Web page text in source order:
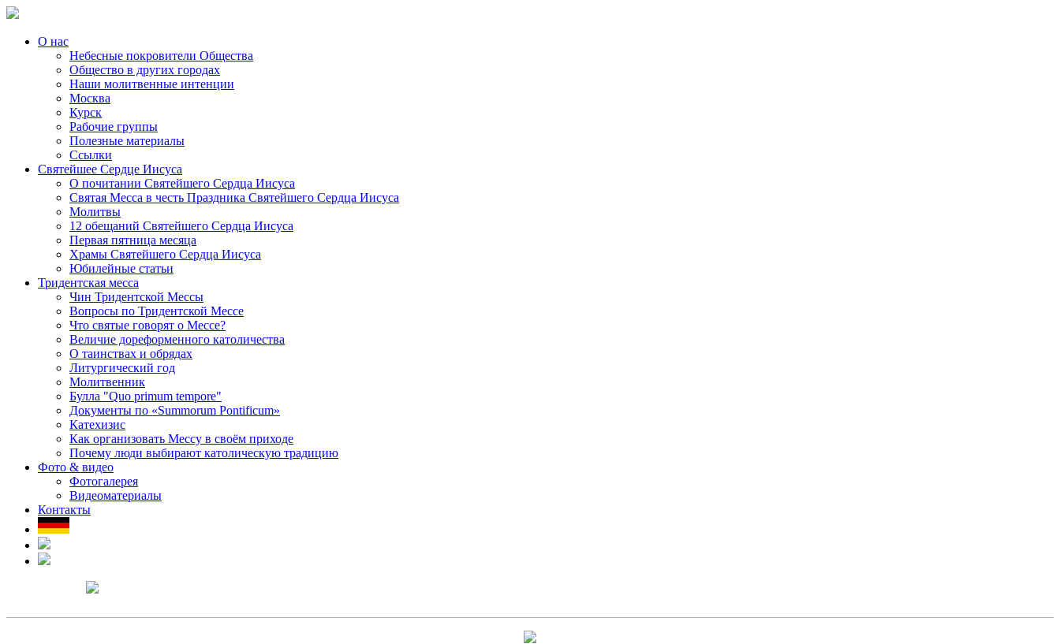
О нас
Небесные покровители Общества
Общество в других городах
Наши молитвенные интенции
Москва
Курск
Рабочие группы
Полезные материалы
Ссылки
Святейшее Сердце Иисуса
О почитании Святейшего Сердца Иисуса
Святая Месса в честь Праздника Святейшего Сердца Иисуса
Молитвы
12 обещаний Святейшего Сердца Иисуса
Первая пятница месяца
Храмы Святейшего Сердца Иисуса
Юбилейные статьи
Тридентская месса
Чин Тридентской Мессы
Вопросы по Тридентской Мессе
Что святые говорят о Мессе?
Величие дореформенного католичества
О таинствах и обрядах
Литургический год
Молитвенник
Булла "Quo primum tempore"
Документы по «Summorum Pontificum»
Катехизис
Как организовать Мессу в своём приходе
Почему люди выбирают католическую традицию
Фото & видео
Фотогалерея
Видеоматериалы
Контакты